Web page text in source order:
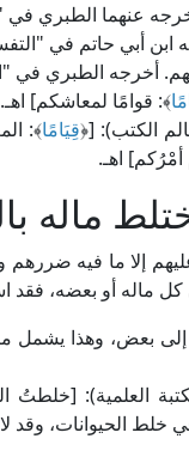
عنهما الطبري في
ابن أبي حاتم في
أخرجه الطبري في
﴾: قوامًا لمعاشكم] اهـ.
قِيَامًا﴾:
أمْرُكم] اهـ.
ماله
إلا ما فيه ضررهم
ماله أو بعضه، فقد
بعض، وهذا يشمل
في "المصباح المنير" (1/ 177، ط.
الحيوانات، وقد